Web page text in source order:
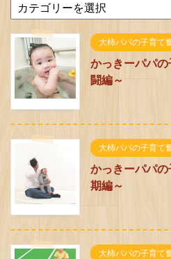
大柿パパの子育て
かっきーパパ
闘編～
大柿パパの子育て
かっきーパパ
期編～
大柿パパの子育て